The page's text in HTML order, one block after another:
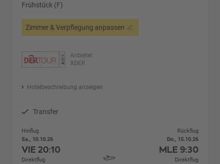
Frühstück (F)
Zimmer & Verpflegung anpassen
Anbieter:
XDER
Hotelbeschreibung anzeigen
Transfer
Hinflug
Sa., 10.10.26
VIE 20:10
Direktflug
Rückflug
Do., 15.10.26
MLE 9:30
Direktflug